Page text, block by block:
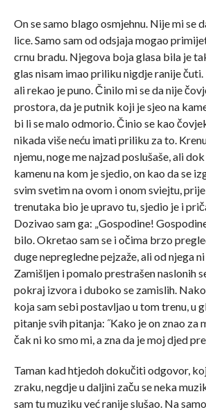
On se samo blago osmjehnu. Nije mi se
lice. Samo sam od odsjaja mogao
crnu bradu. Njegova boja glasa bila je
glas nisam imao priliku nigdje ranije
ali rekao je puno. Činilo mi se da nije
prostora, da je putnik koji je sjeo na
bi li se malo odmorio. Činio se kao
nikada više neću imati priliku za to.
njemu, noge me najzad poslušaše, ali
kamenu na kom je sjedio, on kao da se
svim svetim na ovom i onom sviejtu,
trenutaka bio je upravo tu, sjedio je i
Dozivao sam ga: „Gospodine!
bilo. Okretao sam se i očima brzo
duge nepregledne pejzaže, ali od njega
Zamišljen i pomalo prestrašen naslonih
pokraj izvora i duboko se zamislih.
koja sam sebi postavljao u tom trenu, u
pitanje svih pitanja: ˝Kako je on znao za
čak ni ko smo mi, a zna da je moj djed
Taman kad htjedoh dokučiti odgovor,
zraku, negdje u daljini začu se neka
sam tu muziku već ranije slušao. Na